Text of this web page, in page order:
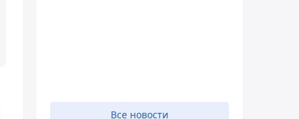
Все новости